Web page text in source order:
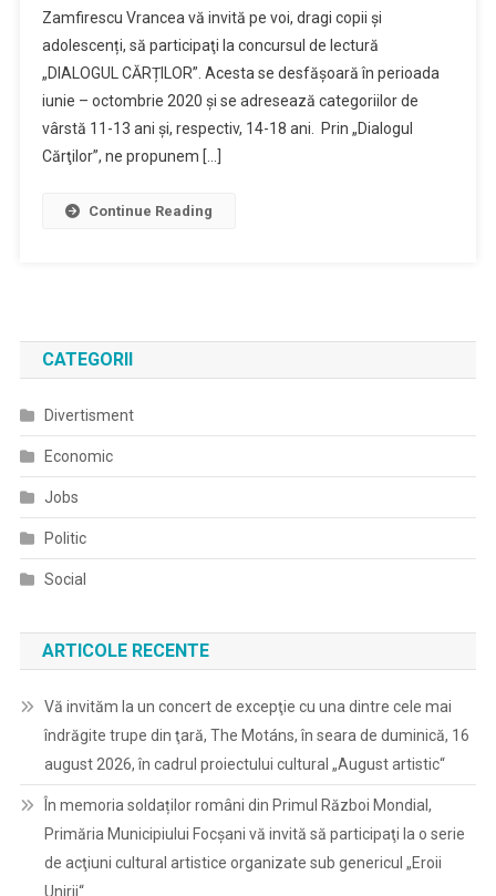
Zamfirescu Vrancea vă invită pe voi, dragi copii și
adolescenți, să participaţi la concursul de lectură
„DIALOGUL CĂRȚILOR”. Acesta se desfăşoară în perioada
iunie – octombrie 2020 şi se adresează categoriilor de
vârstă 11-13 ani şi, respectiv, 14-18 ani. Prin „Dialogul
Cărţilor”, ne propunem […]
Continue Reading
CATEGORII
Divertisment
Economic
Jobs
Politic
Social
ARTICOLE RECENTE
Vă invităm la un concert de excepţie cu una dintre cele mai
îndrăgite trupe din ţară, The Motáns, în seara de duminică, 16
august 2026, în cadrul proiectului cultural „August artistic“
În memoria soldaților români din Primul Război Mondial,
Primăria Municipiului Focșani vă invită să participaţi la o serie
de acţiuni cultural artistice organizate sub genericul „Eroii
Unirii“